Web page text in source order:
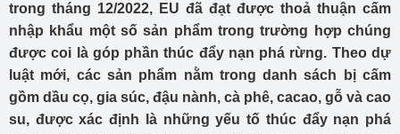
trong tháng 12/2022, EU đã đạt được thoả thuận cấm
nhập khẩu một số sản phẩm trong trường hợp chúng
được coi là góp phần thúc đẩy nạn phá rừng. Theo dự
luật mới, các sản phẩm nằm trong danh sách bị cấm
gồm dầu cọ, gia súc, đậu nành, cà phê, cacao, gỗ và cao
su, được xác định là những yếu tố thúc đẩy nạn phá